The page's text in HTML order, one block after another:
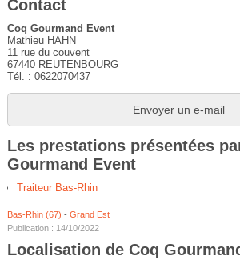
Contact
Coq Gourmand Event
Mathieu HAHN
11 rue du couvent
67440 REUTENBOURG
Tél. : 0622070437
Envoyer un e-mail
Les prestations présentées
Gourmand Event
Traiteur Bas-Rhin
Bas-Rhin (67) - Grand Est
Publication : 14/10/2022
Localisation de Coq